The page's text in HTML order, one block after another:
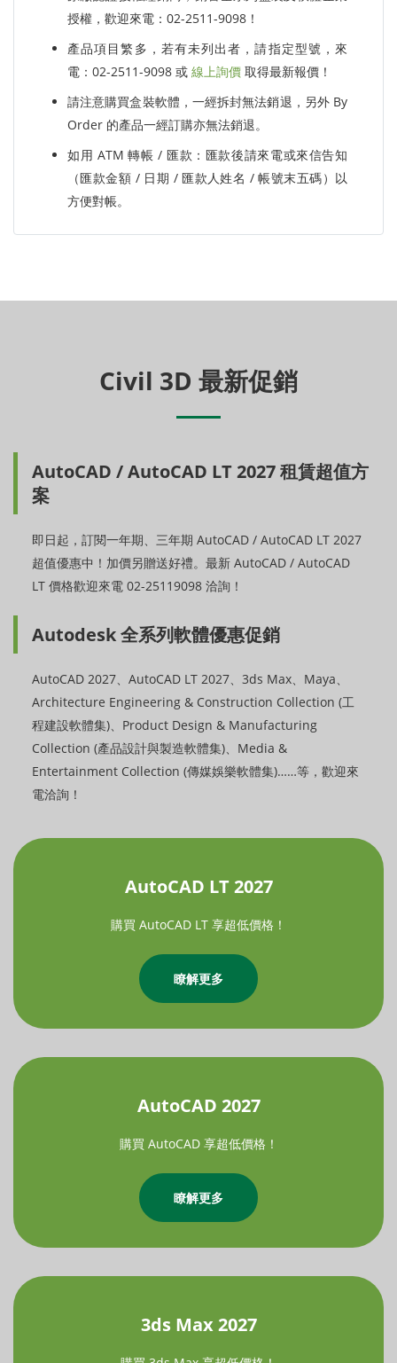
授權，歡迎來電：02-2511-9098！
產品項目繁多，若有未列出者，請指定型號，來
電：02-2511-9098 或 線上詢價 取得最新報價！
請注意購買盒裝軟體，一經拆封無法銷退，另外 By
Order 的產品一經訂購亦無法銷退。
如用 ATM 轉帳 / 匯款：匯款後請來電或來信告知
（匯款金額 / 日期 / 匯款人姓名 / 帳號末五碼）以
方便對帳。
Civil 3D 最新促銷
AutoCAD / AutoCAD LT 2027 租賃超值方
案
即日起，訂閱一年期、三年期 AutoCAD / AutoCAD LT 2027
超值優惠中！加價另贈送好禮。最新 AutoCAD / AutoCAD
LT 價格歡迎來電 02-25119098 洽詢！
Autodesk 全系列軟體優惠促銷
AutoCAD 2027、AutoCAD LT 2027、3ds Max、Maya、
Architecture Engineering & Construction Collection (工
程建設軟體集)、Product Design & Manufacturing
Collection (產品設計與製造軟體集)、Media &
Entertainment Collection (傳媒娛樂軟體集)……等，歡迎來
電洽詢！
AutoCAD LT 2027
購買 AutoCAD LT 享超低價格！
瞭解更多
AutoCAD 2027
購買 AutoCAD 享超低價格！
瞭解更多
3ds Max 2027